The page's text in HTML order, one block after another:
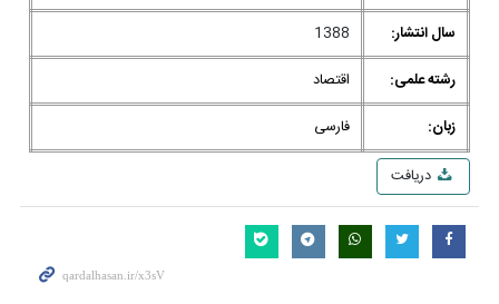
سال انتشار:
1388
رشته علمی:
اقتصاد
زبان:
فارسی
دریافت